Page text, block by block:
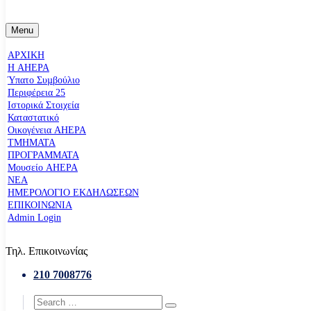
Menu
ΑΡΧΙΚΗ
Η AHEPA
Ύπατο Συµβούλιο
Περιφέρεια 25
Ιστορικά Στοιχεία
Καταστατικό
Οικογένεια AHEPA
ΤΜΗΜΑΤΑ
ΠΡΟΓΡΑΜΜΑΤΑ
Μουσείο AHEPA
ΝΕΑ
ΗΜΕΡΟΛΟΓΙΟ ΕΚΔΗΛΩΣΕΩΝ
ΕΠΙΚΟΙΝΩΝΙΑ
Admin Login
Τηλ. Επικοινωνίας
210 7008776